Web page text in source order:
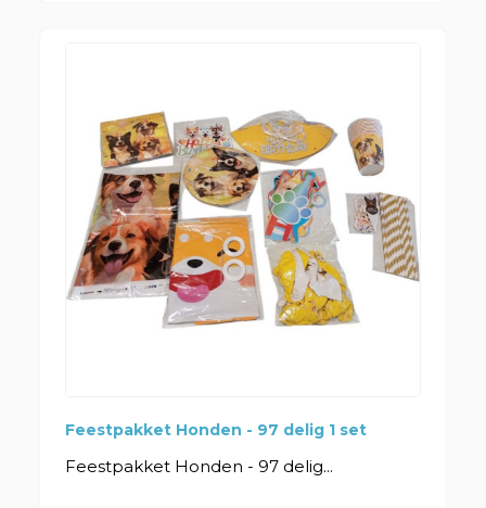
Feestpakket Honden - 97 delig 1 set
Feestpakket Honden - 97 delig...